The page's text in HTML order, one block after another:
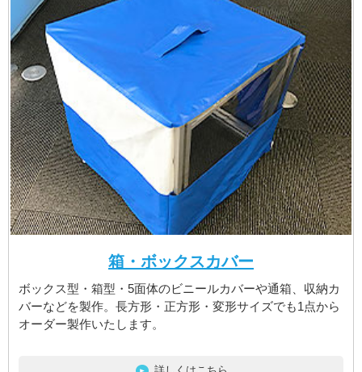
箱・ボックスカバー
ボックス型・箱型・5面体のビニールカバーや通箱、収納カ
バーなどを製作。長方形・正方形・変形サイズでも1点から
オーダー製作いたします。